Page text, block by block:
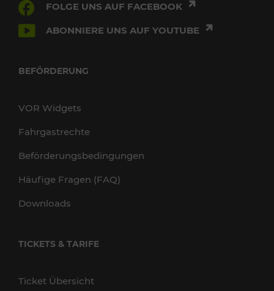
FOLGE UNS AUF FACEBOOK
ABONNIERE UNS AUF YOUTUBE
BEFÖRDERUNG
VOR Widgets
Fahrgastrechte
Beförderungsbedingungen
Häufige Fragen (FAQ)
Downloads
TICKETS & TARIFE
Ticket Übersicht